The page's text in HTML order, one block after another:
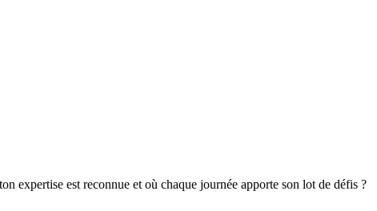
expertise est reconnue et où chaque journée apporte son lot de défis ?